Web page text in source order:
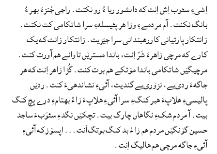
اِشیءِ سئوب اِش اِنت که دانشور ریا ءُ رو نکنت. راجی جُنزءَ بهر ءُ
بانگ نکنت. آم مردمےءِ وڑا هر پئیسلهءِ سرا شاتکامی کت نکنت.
زانتکار پارٹیانی کاررهبندانی سرا جێڑیت. زانتکار زانت که یک
کارے که مرچی زاهرءَ شَرّ اِنت، باندا مسترێں تاوانے هم آورت کنت.
مرچیگێں شاتکامی باندا مۆتکے هم بوت کنت. گُڑا زاهر اِنت که هر
جاگهءَ ردی‌یے، نزۆری‌یے گندیت، آئیءِ نشاندهیءَ کنت. ردێں
پالیسیءِ هلاپءَ هبر کنگءِ سرا آئیءِ هلاپءَ زا ءُ بهتامءِ درے پچ کنگ
بیت. آ مردم شکءِ نگاهاں چارگ بیت. تچکێں نگدءِ سئوَبءَ ساجد
حسین گۆنگێں مردم هم زا ءُ بد کنگ بوتگ‌اَنت… اپسۆز که آئیءِ
آئیءِ جاگه مرچی هم هالیگ اِنت.